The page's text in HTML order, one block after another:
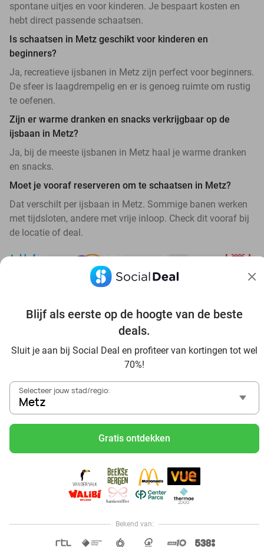
Blijf als eerste op de hoogte van de beste
deals.
Sluit je aan bij Social Deal en profiteer van kortingen tot wel
70%!
Selecteer jouw stad/regio:
Metz
Gratis ontdekken
Bekend van:
spontane uitjes en voor kinderen. Je bespaart kosten en
hebt direct passende schaatsen.
Is schaatsen in Metz geschikt voor kinderen en
beginners?
Ja, recreatieve ijsbanen in Metz zijn perfect voor beginners.
De sfeer is laagdrempelig en er is genoeg ruimte om rustig
te oefenen.
Zijn er warme dranken en snacks verkrijgbaar op de
ijsbaan in Metz?
Ja, bij de meeste ijsbanen in Metz haal je warme dranken
en snacks.
Moet je vooraf reserveren om te schaatsen in Metz?
Dat verschilt per ijsbaan in Metz. Sommige banen werken
met tijdsloten, andere met vrije inloop. Check dit vooraf bij
de locatie of deal.
Ontdek alle topdeals in jouw omgeving
Voordelig genieten in Metz: haal deal-inspiratie uit onze
Visitez Eauzone SPA à prix réduit à Metz
Allez au spa à Metz et ses environs
Petit-déjeuner et lunch à Metz
Mangez des sushis à Metz
Hoi, onze klantenservice is open,